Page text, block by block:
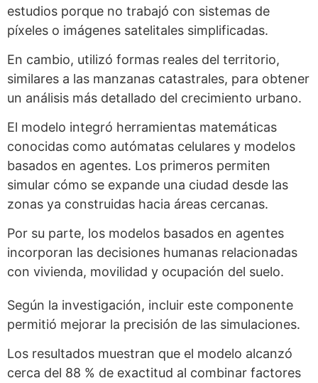
estudios porque no trabajó con sistemas de
píxeles o imágenes satelitales simplificadas.
En cambio, utilizó formas reales del territorio,
similares a las manzanas catastrales, para obtener
un análisis más detallado del crecimiento urbano.
El modelo integró herramientas matemáticas
conocidas como autómatas celulares y modelos
basados en agentes. Los primeros permiten
simular cómo se expande una ciudad desde las
zonas ya construidas hacia áreas cercanas.
Por su parte, los modelos basados en agentes
incorporan las decisiones humanas relacionadas
con vivienda, movilidad y ocupación del suelo.
Según la investigación, incluir este componente
permitió mejorar la precisión de las simulaciones.
Los resultados muestran que el modelo alcanzó
cerca del 88 % de exactitud al combinar factores